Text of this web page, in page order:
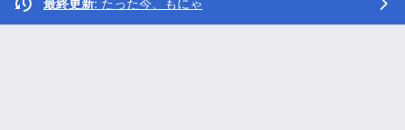
最終更新: たった今、 もにゃ